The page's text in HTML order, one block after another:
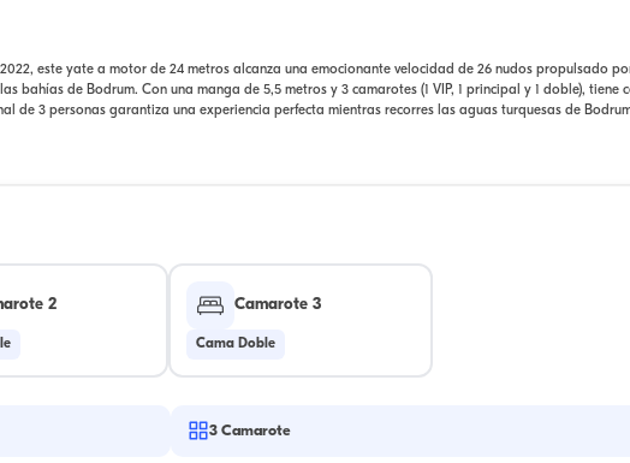
este yate a motor de 24 metros alcanza una emocionante velocidad de 26 nudos propulsado
bahías de Bodrum. Con una manga de 5,5 metros y 3 camarotes (1 VIP, 1 principal y 1 doble), tiene
de 3 personas garantiza una experiencia perfecta mientras recorres las aguas turquesas de
2 Camarote 3
Cama Doble
3 Camarote